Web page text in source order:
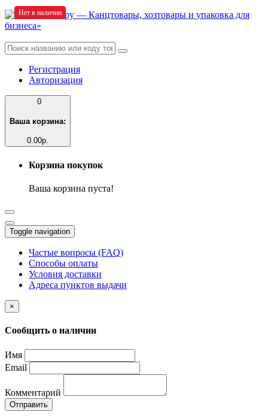
Регистрация
Авторизация
0
Ваша корзина:
0.00р.
Корзина покупок
Ваша корзина пуста!
Toggle navigation
Частые вопросы (FAQ)
Способы оплаты
Условия доставки
Адреса пунктов выдачи
×
Сообщить о наличии
Имя
Email
Комментарий
Отправить
Нет в наличии
Нет в наличии